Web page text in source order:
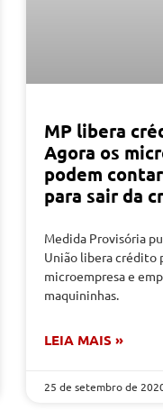
MP libera
Agora os
podem
para sair da
Medida Provisória
União libera crédito
microempresa e
maquininhas.
LEIA MAIS »
25 de setembro de